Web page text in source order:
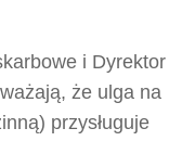
i Dyrektor
że ulga na
przysługuje